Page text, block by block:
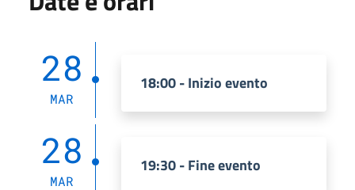
28
MAR
18:00 - Inizio evento
28
MAR
19:30 - Fine evento